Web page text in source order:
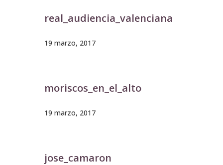
real_audiencia_valenciana
19 marzo, 2017
moriscos_en_el_alto
19 marzo, 2017
jose_camaron